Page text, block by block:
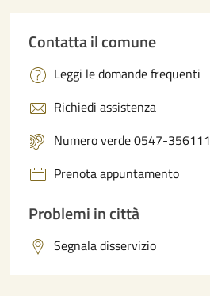
Contatta il comune
Leggi le domande frequenti
Richiedi assistenza
Numero verde 0547-356111
Prenota appuntamento
Problemi in città
Segnala disservizio